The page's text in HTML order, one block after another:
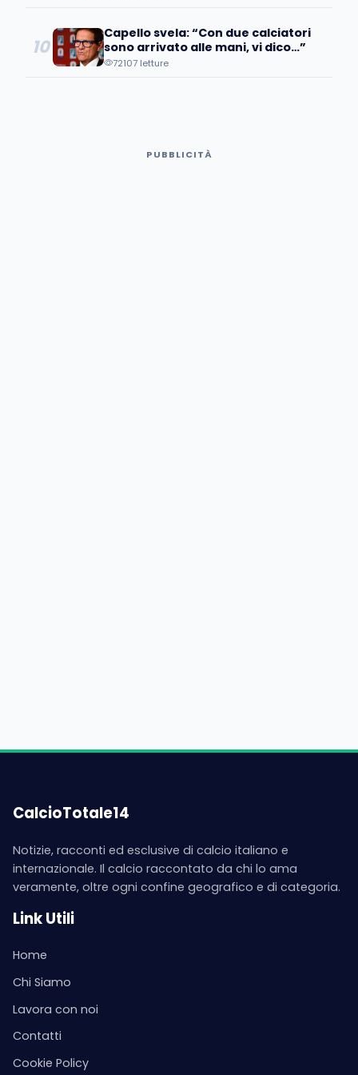
10
Capello svela: “Con due calciatori
sono arrivato alle mani, vi dico…”
72107 letture
PUBBLICITÀ
CalcioTotale14
Notizie, racconti ed esclusive di calcio italiano e
internazionale. Il calcio raccontato da chi lo ama
veramente, oltre ogni confine geografico e di categoria.
Link Utili
Home
Chi Siamo
Lavora con noi
Contatti
Cookie Policy